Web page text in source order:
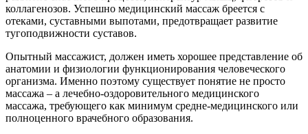
коллагенозов. Успешно медицинский массаж бреется с
отеками, суставными выпотами, предотвращает развитие
тугоподвижности суставов.
Опытный массажист, должен иметь хорошее представление об
анатомии и физиологии функционирования человеческого
организма. Именно поэтому существует понятие не просто
массажа – а лечебно-оздоровительного медицинского
массажа, требующего как минимум средне-медицинского или
полноценного врачебного образования.